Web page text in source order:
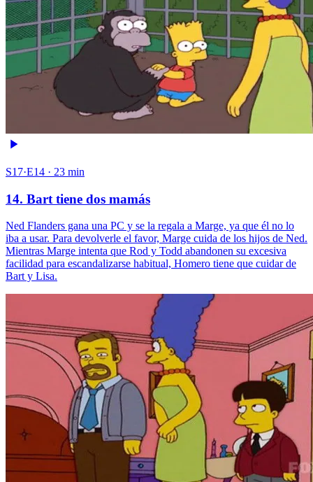
S17·E14 · 23 min
14. Bart tiene dos mamás
Ned Flanders gana una PC y se la regala a Marge, ya que él no lo
iba a usar. Para devolverle el favor, Marge cuida de los hijos de Ned.
Mientras Marge intenta que Rod y Todd abandonen su excesiva
facilidad para escandalizarse habitual, Homero tiene que cuidar de
Bart y Lisa.